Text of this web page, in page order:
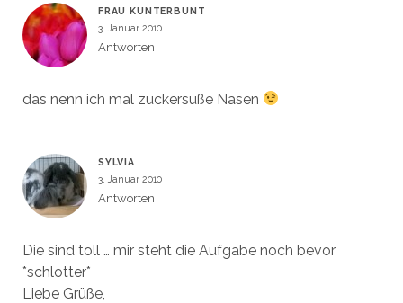
FRAU KUNTERBUNT
3. Januar 2010
Antworten
das nenn ich mal zuckersüße Nasen
SYLVIA
3. Januar 2010
Antworten
Die sind toll … mir steht die Aufgabe noch bevor
*schlotter*
Liebe Grüße,